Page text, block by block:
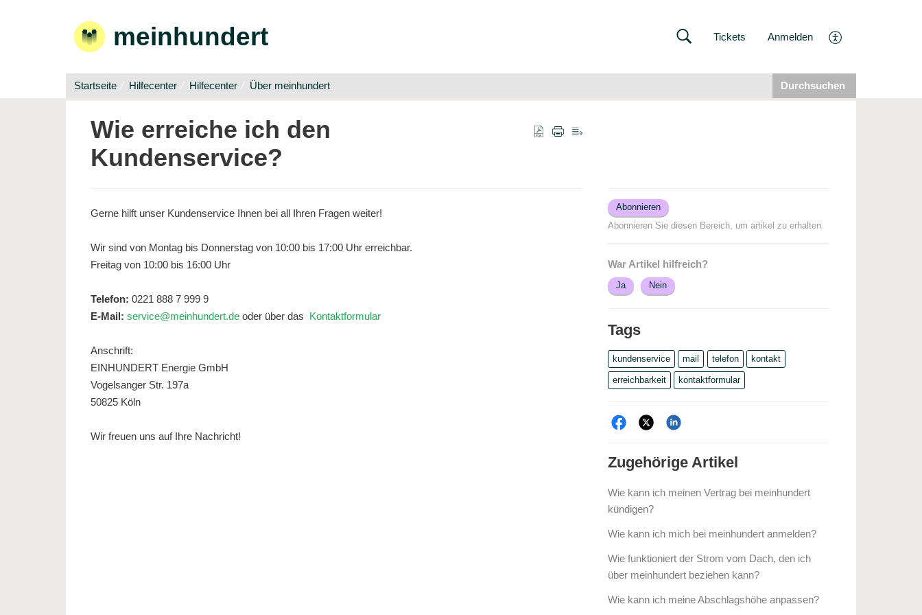
meinhundert Tickets Anmelden
Startseite Hilfecenter Hilfecenter Über meinhundert Durchsuchen
Wie erreiche ich den
Kundenservice?
Gerne hilft unser Kundenservice Ihnen bei all Ihren Fragen weiter!
Wir sind von Montag bis Donnerstag von 10:00 bis 17:00 Uhr erreichbar.
Freitag von 10:00 bis 16:00 Uhr
Telefon: 0221 888 7 999 9
E-Mail: service@meinhundert.deoder über das Kontaktformular
Anschrift:
EINHUNDERT Energie GmbH
Vogelsanger Str. 197a
50825 Köln
Wir freuen uns auf Ihre Nachricht!
Abonnieren
Abonnieren Sie diesen Bereich, um artikel zu erhalten.
War Artikel hilfreich?
Ja Nein
Tags
kundenservice mail telefon kontakt
erreichbarkeit kontaktformular
Zugehörige Artikel
Wie kann ich meinen Vertrag bei meinhundert
kündigen?
Wie kann ich mich bei meinhundert anmelden?
Wie funktioniert der Strom vom Dach, den ich
über meinhundert beziehen kann?
Wie kann ich meine Abschlagshöhe anpassen?